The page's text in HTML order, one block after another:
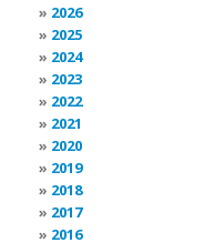
2026
2025
2024
2023
2022
2021
2020
2019
2018
2017
2016